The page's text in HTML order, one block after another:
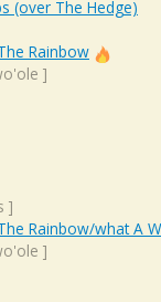
(over The Hedge)
Rainbow
]
]
Rainbow/what A
]